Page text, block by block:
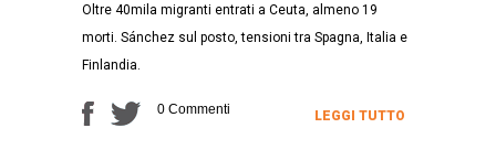
Oltre 40mila migranti entrati a Ceuta, almeno 19
morti. Sánchez sul posto, tensioni tra Spagna, Italia e
Finlandia.
0 Commenti LEGGI TUTTO